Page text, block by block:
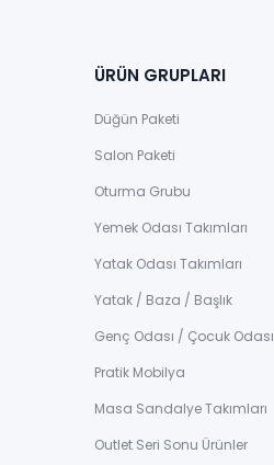
ÜRÜN GRUPLARI
Düğün Paketi
Salon Paketi
Oturma Grubu
Yemek Odası Takımları
Yatak Odası Takımları
Yatak / Baza / Başlık
Genç Odası / Çocuk Odası
Pratik Mobilya
Masa Sandalye Takımları
Outlet Seri Sonu Ürünler